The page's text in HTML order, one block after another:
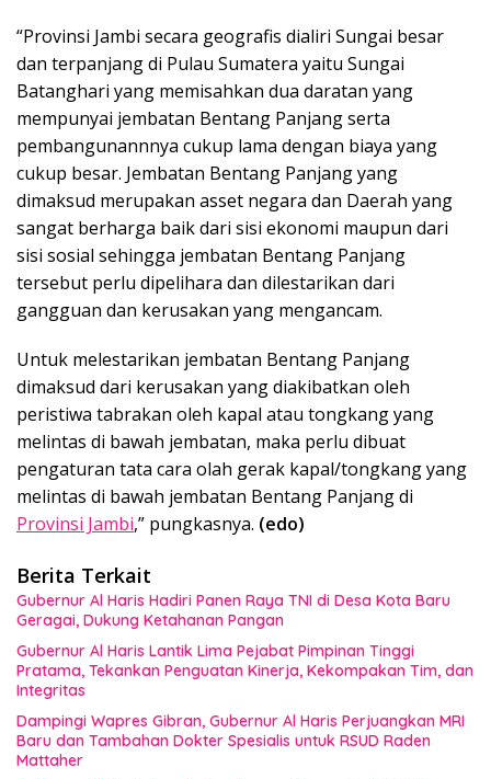
“Provinsi Jambi secara geografis dialiri Sungai besar
dan terpanjang di Pulau Sumatera yaitu Sungai
Batanghari yang memisahkan dua daratan yang
mempunyai jembatan Bentang Panjang serta
pembangunannnya cukup lama dengan biaya yang
cukup besar. Jembatan Bentang Panjang yang
dimaksud merupakan asset negara dan Daerah yang
sangat berharga baik dari sisi ekonomi maupun dari
sisi sosial sehingga jembatan Bentang Panjang
tersebut perlu dipelihara dan dilestarikan dari
gangguan dan kerusakan yang mengancam.
Untuk melestarikan jembatan Bentang Panjang
dimaksud dari kerusakan yang diakibatkan oleh
peristiwa tabrakan oleh kapal atau tongkang yang
melintas di bawah jembatan, maka perlu dibuat
pengaturan tata cara olah gerak kapal/tongkang yang
melintas di bawah jembatan Bentang Panjang di
Provinsi Jambi,” pungkasnya. (edo)
Berita Terkait
Gubernur Al Haris Hadiri Panen Raya TNI di Desa Kota Baru
Geragai, Dukung Ketahanan Pangan
Gubernur Al Haris Lantik Lima Pejabat Pimpinan Tinggi
Pratama, Tekankan Penguatan Kinerja, Kekompakan Tim, dan
Integritas
Dampingi Wapres Gibran, Gubernur Al Haris Perjuangkan MRI
Baru dan Tambahan Dokter Spesialis untuk RSUD Raden
Mattaher